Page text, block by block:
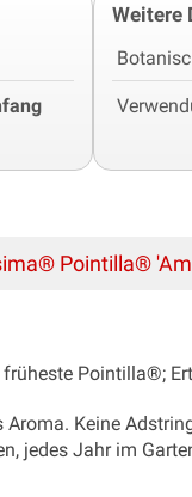
Weitere
Pointilla®
Pointilla®;
Keine
jedes Jahr im